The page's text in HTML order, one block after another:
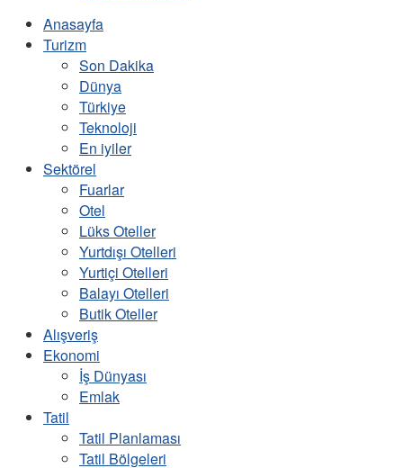
Anasayfa
Turizm
Son Dakika
Dünya
Türkiye
Teknoloji
En iyiler
Sektörel
Fuarlar
Otel
Lüks Oteller
Yurtdışı Otelleri
Yurtiçi Otelleri
Balayı Otelleri
Butik Oteller
Alışveriş
Ekonomi
İş Dünyası
Emlak
Tatil
Tatil Planlaması
Tatil Bölgeleri